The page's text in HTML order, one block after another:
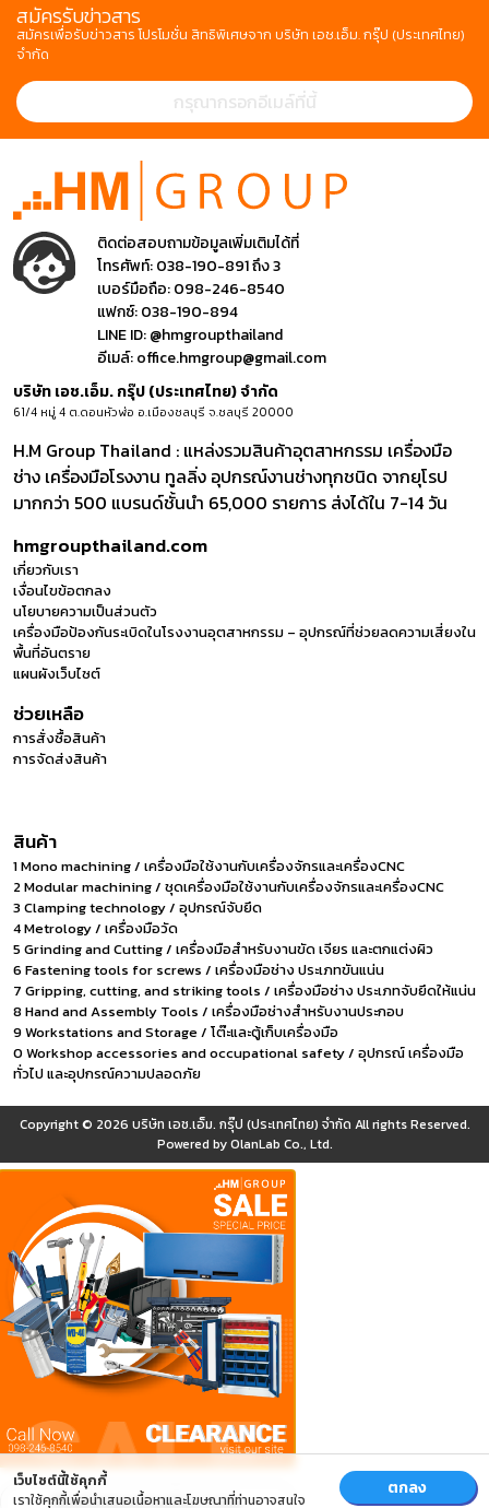
สมัครรับข่าวสาร
สมัครเพื่อรับข่าวสาร โปรโมชั่น สิทธิพิเศษจาก บริษัท เอช.เอ็ม. กรุ๊ป (ประเทศไทย)
จำกัด
ติดต่อสอบถามข้อมูลเพิ่มเติมได้ที่
โทรศัพท์:038-190-891 ถึง 3
เบอร์มือถือ:098-246-8540
แฟกซ์:038-190-894
LINE ID:@hmgroupthailand
อีเมล์:office.hmgroup@gmail.com
บริษัท เอช.เอ็ม. กรุ๊ป (ประเทศไทย) จำกัด
61/4 หมู่ 4 ต.ดอนหัวฬ่อ อ.เมืองชลบุรี จ.ชลบุรี 20000
H.M Group Thailand : แหล่งรวมสินค้าอุตสาหกรรม เครื่องมือ
ช่าง เครื่องมือโรงงาน ทูลลิ่ง อุปกรณ์งานช่างทุกชนิด จากยุโรป
มากกว่า 500 แบรนด์ชั้นนำ 65,000 รายการ ส่งได้ใน 7-14 วัน
hmgroupthailand.com
เกี่ยวกับเรา
เงื่อนไขข้อตกลง
นโยบายความเป็นส่วนตัว
เครื่องมือป้องกันระเบิดในโรงงานอุตสาหกรรม – อุปกรณ์ที่ช่วยลดความเสี่ยงใน
พื้นที่อันตราย
แผนผังเว็บไซต์
ช่วยเหลือ
การสั่งซื้อสินค้า
การจัดส่งสินค้า
สินค้า
1 Mono machining / เครื่องมือใช้งานกับเครื่องจักรและเครื่องCNC
2 Modular machining / ชุดเครื่องมือใช้งานกับเครื่องจักรและเครื่องCNC
3 Clamping technology / อุปกรณ์จับยึด
4 Metrology / เครื่องมือวัด
5 Grinding and Cutting / เครื่องมือสำหรับงานขัด เจียร และตกแต่งผิว
6 Fastening tools for screws / เครื่องมือช่าง ประเภทขันแน่น
7 Gripping, cutting, and striking tools / เครื่องมือช่าง ประเภทจับยึดให้แน่น
8 Hand and Assembly Tools / เครื่องมือช่างสำหรับงานประกอบ
9 Workstations and Storage / โต๊ะและตู้เก็บเครื่องมือ
0 Workshop accessories and occupational safety / อุปกรณ์ เครื่องมือ
ทั่วไป และอุปกรณ์ความปลอดภัย
Copyright © 2026 บริษัท เอช.เอ็ม. กรุ๊ป (ประเทศไทย) จำกัด All rights Reserved.
Powered byOlanLab Co., Ltd.
เว็บไซต์นี้ใช้คุกกี้
เราใช้คุกกี้เพื่อนำเสนอเนื้อหาและโฆษณาที่ท่านอาจสนใจ
ตกลง